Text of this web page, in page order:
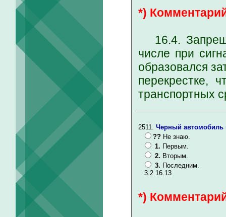
*)
16.4.
числе при
образовался
перекрестке,
транспортных
2511. Черный автомобиль
?? Не знаю.
1. Первым.
2. Вторым.
3. Последним.
3.2 16.13
*)